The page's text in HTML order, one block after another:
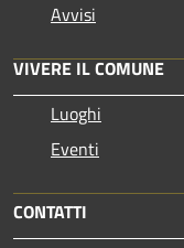
Avvisi
VIVERE IL COMUNE
Luoghi
Eventi
CONTATTI